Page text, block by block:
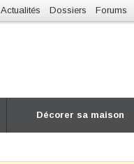
Actualités Dossiers Forums
Décorer sa maison